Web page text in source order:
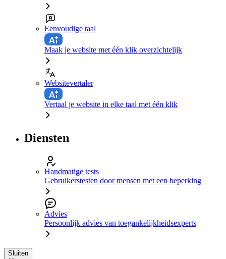
Eenvoudige taal
Maak je website met één klik overzichtelijk
Websitevertaler
Vertaal je website in elke taal met één klik
Diensten
Handmatige tests
Gebruikerstesten door mensen met een beperking
Advies
Persoonlijk advies van toegankelijkheidsexperts
Sluiten